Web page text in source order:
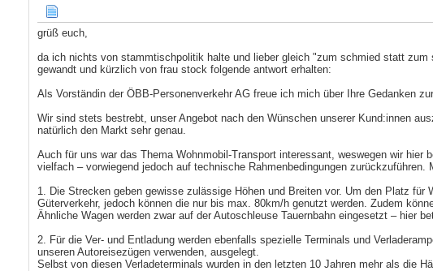
grüß euch,
da ich nichts von stammtischpolitik halte und lieber gleich "zum schmied statt
gewandt und kürzlich von frau stock folgende antwort erhalten:
Als Vorständin der ÖBB-Personenverkehr AG freue ich mich über Ihre Gedanken
Wir sind stets bestrebt, unser Angebot nach den Wünschen unserer Kund:innen
natürlich den Markt sehr genau.
Auch für uns war das Thema Wohnmobil-Transport interessant, weswegen wir
vielfach – vorwiegend jedoch auf technische Rahmenbedingungen
1. Die Strecken geben gewisse zulässige Höhen und Breiten vor. Um den Platz
Güterverkehr, jedoch können die nur bis max. 80km/h genutzt werden. Zudem
Ähnliche Wagen werden zwar auf der Autoschleuse Tauernbahn eingesetzt – hier
2. Für die Ver- und Entladung werden ebenfalls spezielle Terminals und
unseren Autoreisezügen verwenden, ausgelegt.
Selbst von diesen Verladeterminals wurden in den letzten 10 Jahren mehr als die